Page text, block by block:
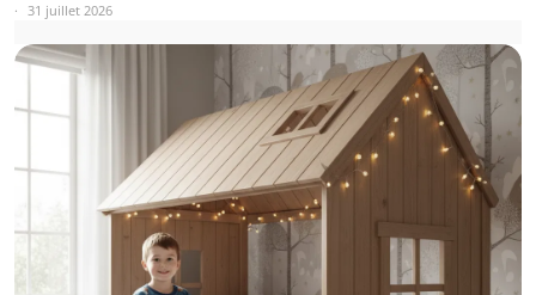
31 juillet 2026